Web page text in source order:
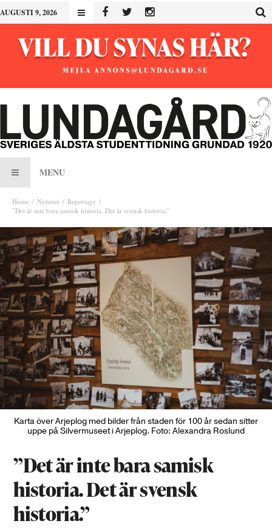
AUGUSTI 9, 2026
MENU
Home Nyheter
Reportage
”Det är inte bara samisk historia. Det är svensk historia.”
Karta över Arjeplog med bilder från staden för 100 år sedan sitter
uppe på Silvermuseet i Arjeplog. Foto: Alexandra Roslund
”Det är inte bara samisk
historia. Det är svensk
historia.”